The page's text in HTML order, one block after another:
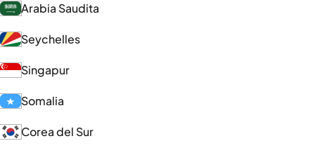
Arabia Saudita
Seychelles
Singapur
Somalia
Corea del Sur